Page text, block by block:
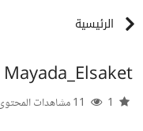
الرئيسية
Mayada_Elsaket